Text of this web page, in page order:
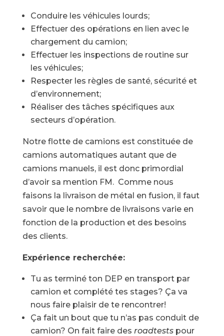
Conduire les véhicules lourds;
Effectuer des opérations en lien avec le
chargement du camion;
Effectuer les inspections de routine sur
les véhicules;
Respecter les règles de santé, sécurité et
d’environnement;
Réaliser des tâches spécifiques aux
secteurs d’opération.
Notre flotte de camions est constituée de
camions automatiques autant que de
camions manuels, il est donc primordial
d’avoir sa mention FM. Comme nous
faisons la livraison de métal en fusion, il faut
savoir que le nombre de livraisons varie en
fonction de la production et des besoins
des clients.
Expérience recherchée:
Tu as terminé ton DEP en transport par
camion et complété tes stages? Ça va
nous faire plaisir de te rencontrer!
Ça fait un bout que tu n’as pas conduit de
camion? On fait faire des roadtestspour